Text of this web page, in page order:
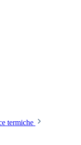
termiche